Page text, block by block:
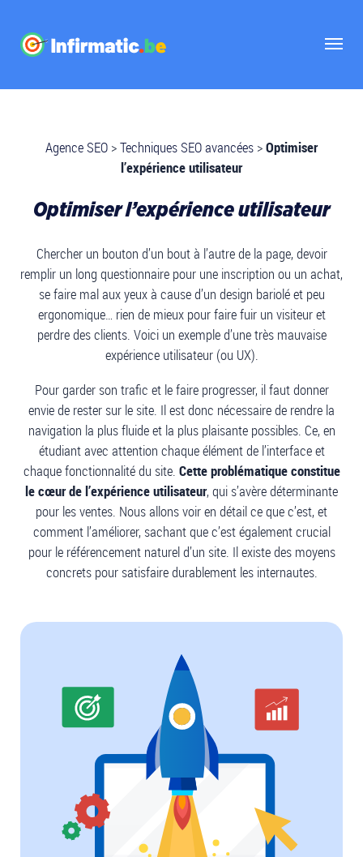
Agence SEO >Techniques SEO avancées >Optimiser
l’expérience utilisateur
Optimiser l’expérience utilisateur
Chercher un bouton d’un bout à l’autre de la page, devoir
remplir un long questionnaire pour une inscription ou un achat,
se faire mal aux yeux à cause d’un design bariolé et peu
ergonomique… rien de mieux pour faire fuir un visiteur et
perdre des clients. Voici un exemple d’une très mauvaise
expérience utilisateur (ou UX).
Pour garder son trafic et le faire progresser, il faut donner
envie de rester sur le site. Il est donc nécessaire de rendre la
navigation la plus fluide et la plus plaisante possibles. Ce, en
étudiant avec attention chaque élément de l’interface et
chaque fonctionnalité du site. Cette problématique constitue
le cœur de l’expérience utilisateur, qui s’avère déterminante
pour les ventes. Nous allons voir en détail ce que c’est, et
comment l’améliorer, sachant que c’est également crucial
pour le référencement naturel d’un site. Il existe des moyens
concrets pour satisfaire durablement les internautes.